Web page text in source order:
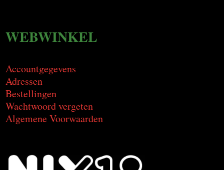
WEBWINKEL
Accountgegevens
Adressen
Bestellingen
Wachtwoord vergeten
Algemene Voorwaarden